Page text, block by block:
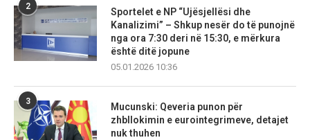
2
Sportelet e NP “Ujësjellësi dhe
Kanalizimi” – Shkup nesër do të punojnë
nga ora 7:30 deri në 15:30, e mërkura
është ditë jopune
05.01.2026 10:36
3
Mucunski: Qeveria punon për
zhbllokimin e eurointegrimeve, detajet
nuk thuhen